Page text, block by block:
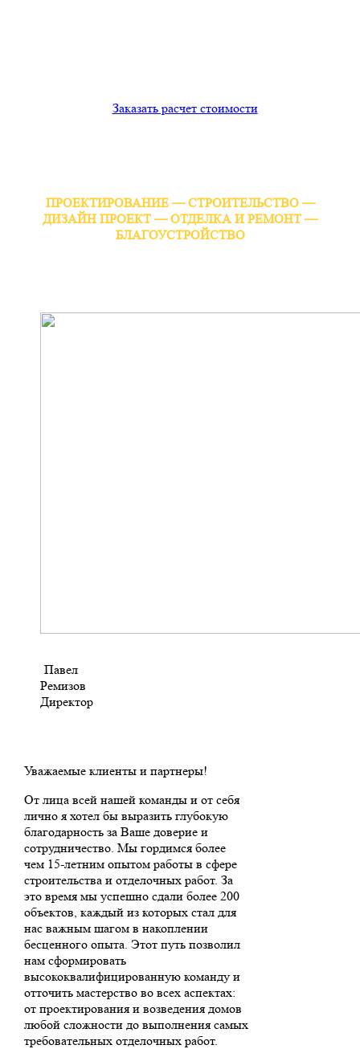
Заказать расчет стоимости
ПРОЕКТИРОВАНИЕ — СТРОИТЕЛЬСТВО —
ДИЗАЙН ПРОЕКТ — ОТДЕЛКА И РЕМОНТ —
БЛАГОУСТРОЙСТВО
Павел
Ремизов
Директор
Уважаемые клиенты и партнеры!
От лица всей нашей команды и от себя
лично я хотел бы выразить глубокую
благодарность за Ваше доверие и
сотрудничество. Мы гордимся более
чем 15-летним опытом работы в сфере
строительства и отделочных работ. За
это время мы успешно сдали более 200
объектов, каждый из которых стал для
нас важным шагом в накоплении
бесценного опыта. Этот путь позволил
нам сформировать
высококвалифицированную команду и
отточить мастерство во всех аспектах:
от проектирования и возведения домов
любой сложности до выполнения самых
требовательных отделочных работ.